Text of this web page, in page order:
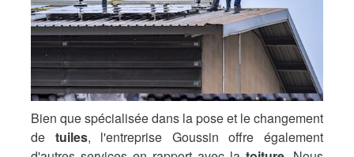
Bien que spécialisée dans la pose et le changement
de tuiles, l'entreprise Goussin offre également